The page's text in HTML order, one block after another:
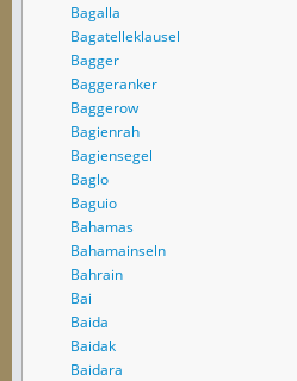
Bagalla
Bagatelleklausel
Bagger
Baggeranker
Baggerow
Bagienrah
Bagiensegel
Baglo
Baguio
Bahamas
Bahamainseln
Bahrain
Bai
Baida
Baidak
Baidara